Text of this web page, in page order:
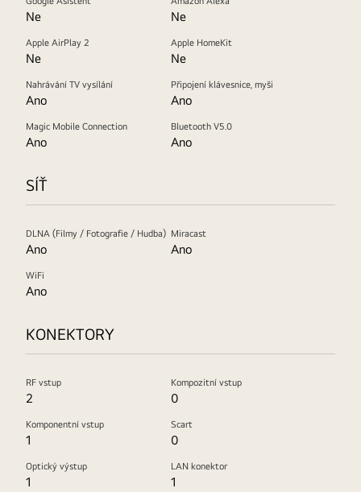
Ne Ne
Apple AirPlay 2
Ne
Apple HomeKit
Ne
Nahrávání TV vysílání
Ano
Připojení klávesnice, myši
Ano
Magic Mobile Connection
Ano
Bluetooth V5.0
Ano
SÍŤ
DLNA (Filmy / Fotografie / Hudba)
Ano
Miracast
Ano
WiFi
Ano
KONEKTORY
RF vstup
2
Kompozitní vstup
0
Komponentní vstup
1
Scart
0
Optický výstup
1
LAN konektor
1